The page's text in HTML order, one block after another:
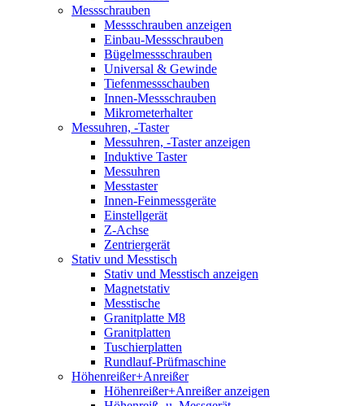
Messschrauben
Messschrauben anzeigen
Einbau-Messschrauben
Bügelmessschrauben
Universal & Gewinde
Tiefenmessschauben
Innen-Messschrauben
Mikrometerhalter
Messuhren, -Taster
Messuhren, -Taster anzeigen
Induktive Taster
Messuhren
Messtaster
Innen-Feinmessgeräte
Einstellgerät
Z-Achse
Zentriergerät
Stativ und Messtisch
Stativ und Messtisch anzeigen
Magnetstativ
Messtische
Granitplatte M8
Granitplatten
Tuschierplatten
Rundlauf-Prüfmaschine
Höhenreißer+Anreißer
Höhenreißer+Anreißer anzeigen